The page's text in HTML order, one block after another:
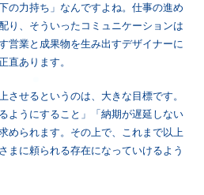
の力持ち」なんですよね。仕事の進め
り、そういったコミュニケーションは
営業と成果物を生み出すデザイナーに
直あります。
させる というのは、大きな目標です。
ようにすること」「納期が遅延しない
められます。その上で、これまで以上
まに頼られる存在になっていけるよう